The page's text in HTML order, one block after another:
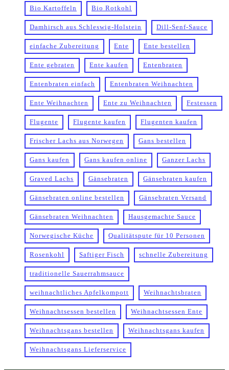
Bio Kartoffeln Bio Rotkohl
Damhirsch aus Schleswig-Holstein Dill-Senf-Sauce
einfache Zubereitung Ente Ente bestellen
Ente gebraten Ente kaufen Entenbraten
Entenbraten einfach Entenbraten Weihnachten
Ente Weihnachten Ente zu Weihnachten Festessen
Flugente Flugente kaufen Flugenten kaufen
Frischer Lachs aus Norwegen Gans bestellen
Gans kaufen Gans kaufen online Ganzer Lachs
Graved Lachs Gänsebraten Gänsebraten kaufen
Gänsebraten online bestellen Gänsebraten Versand
Gänsebraten Weihnachten Hausgemachte Sauce
Norwegische Küche Qualitätspute für 10 Personen
Rosenkohl Saftiger Fisch schnelle Zubereitung
traditionelle Sauerrahmsauce
weihnachtliches Apfelkompott Weihnachtsbraten
Weihnachtsessen bestellen Weihnachtsessen Ente
Weihnachtsgans bestellen Weihnachtsgans kaufen
Weihnachtsgans Lieferservice